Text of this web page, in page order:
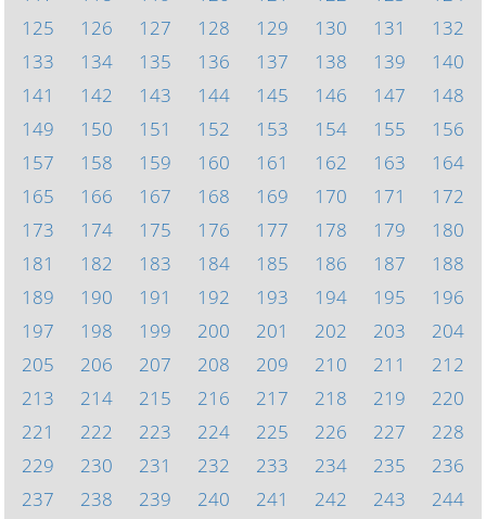
125
126 127 128 129 130 131
132
133
134 135 136 137 138 139
140
141
142 143 144 145 146 147
148
149
150 151 152 153 154 155
156
157
158 159 160 161 162 163
164
165
166 167 168 169 170 171
172
173
174 175 176 177 178 179
180
181
182 183 184 185 186 187
188
189
190 191 192 193 194 195
196
197
198 199 200 201 202 203
204
205
206 207 208 209 210 211
212
213
214 215 216 217 218 219
220
221
222 223 224 225 226 227
228
229
230 231 232 233 234 235
236
237
238 239 240 241 242 243
244